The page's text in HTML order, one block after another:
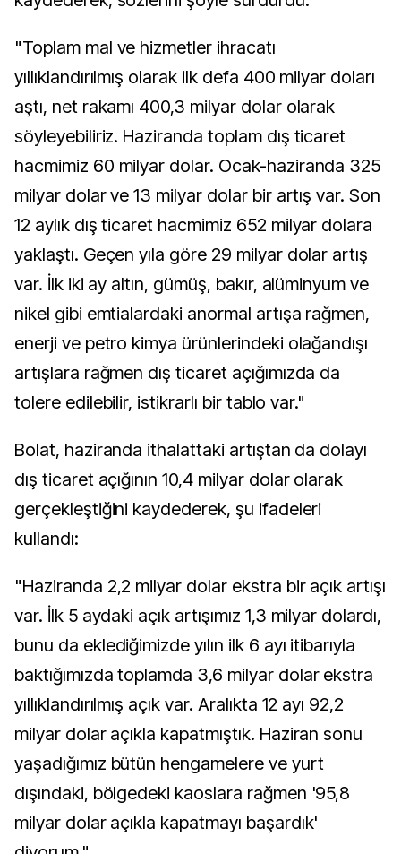
"Toplam mal ve hizmetler ihracatı
yıllıklandırılmış olarak ilk defa 400 milyar doları
aştı, net rakamı 400,3 milyar dolar olarak
söyleyebiliriz. Haziranda toplam dış ticaret
hacmimiz 60 milyar dolar. Ocak-haziranda 325
milyar dolar ve 13 milyar dolar bir artış var. Son
12 aylık dış ticaret hacmimiz 652 milyar dolara
yaklaştı. Geçen yıla göre 29 milyar dolar artış
var. İlk iki ay altın, gümüş, bakır, alüminyum ve
nikel gibi emtialardaki anormal artışa rağmen,
enerji ve petro kimya ürünlerindeki olağandışı
artışlara rağmen dış ticaret açığımızda da
tolere edilebilir, istikrarlı bir tablo var."
Bolat, haziranda ithalattaki artıştan da dolayı
dış ticaret açığının 10,4 milyar dolar olarak
gerçekleştiğini kaydederek, şu ifadeleri
kullandı:
"Haziranda 2,2 milyar dolar ekstra bir açık artışı
var. İlk 5 aydaki açık artışımız 1,3 milyar dolardı,
bunu da eklediğimizde yılın ilk 6 ayı itibarıyla
baktığımızda toplamda 3,6 milyar dolar ekstra
yıllıklandırılmış açık var. Aralıkta 12 ayı 92,2
milyar dolar açıkla kapatmıştık. Haziran sonu
yaşadığımız bütün hengamelere ve yurt
dışındaki, bölgedeki kaoslara rağmen '95,8
milyar dolar açıkla kapatmayı başardık'